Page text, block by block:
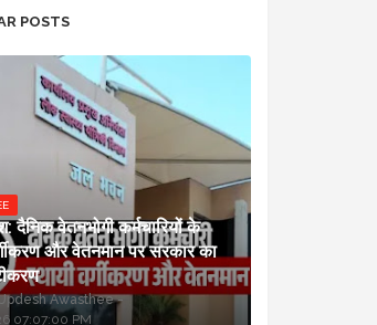
POSTS
दैनिक वेतनभोगी कर्मचारियों के
और वेतनमान पर सरकार का
Awasthee
07:07:00 PM